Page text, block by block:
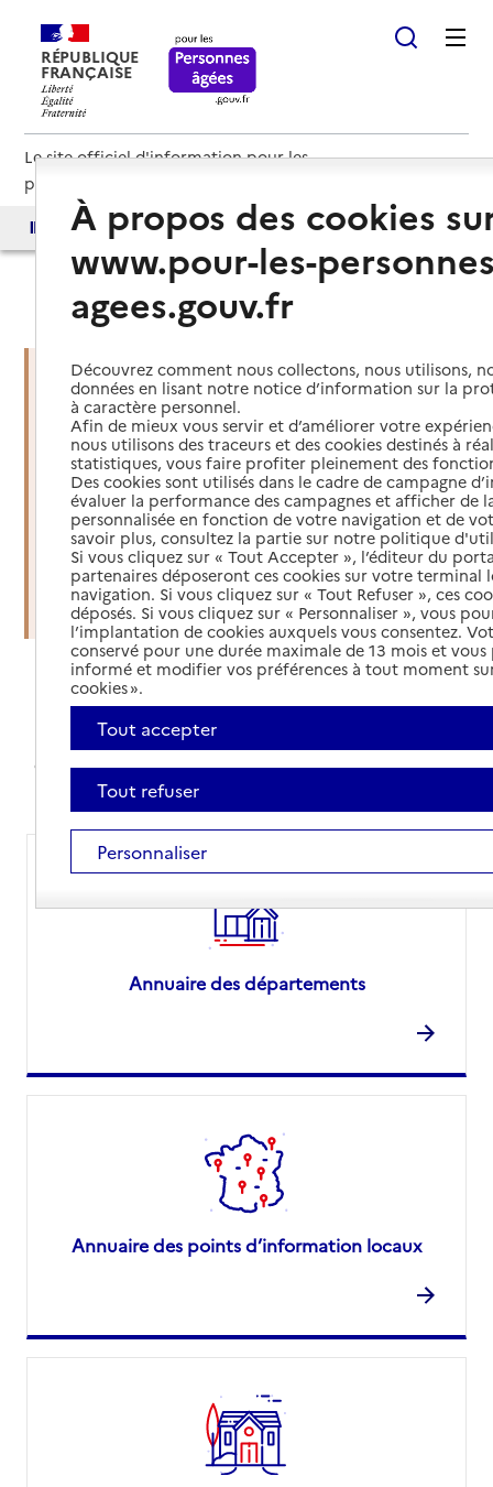
RÉPUBLIQUE
FRANÇAISE
Le site officiel d'information pour les
personnes âgées et les aidants
Accès aux annuaires Accès par besoin
Vous êtes dans une situation
d’urgence ?
Mettre en place des services d'aide et de
soins à domicile
Organiser une sortie d'hospitalisation
Trouver un établissement d'accueil
Annuaires et comparateur de prix
Avec nos annuaires, simplifiez vos recherches,
comparez les prix des EHPAD ou orientez-vous sur le
site de votre département pour vos démarches
Annuaire des départements
Annuaire des points d’information locaux
À propos des cookies
www.pour-les-
agees.gouv.fr
Découvrez comment nous collectons, nous utilisons,
données en lisant notre notice d’information sur la
à caractère personnel.
Afin de mieux vous servir et d’améliorer votre
nous utilisons des traceurs et des cookies destinés à
statistiques, vous faire profiter pleinement des
Des cookies sont utilisés dans le cadre de campagne
évaluer la performance des campagnes et afficher de
personnalisée en fonction de votre navigation et de
savoir plus, consultez la partie sur notre politique
Si vous cliquez sur « Tout Accepter », l’éditeur du
partenaires déposeront ces cookies sur votre terminal
navigation. Si vous cliquez sur « Tout Refuser », ces
déposés. Si vous cliquez sur « Personnaliser », vous
l’implantation de cookies auxquels vous consentez.
conservé pour une durée maximale de 13 mois et
informé et modifier vos préférences à tout moment
cookies ».
Tout accepter
Tout refuser
Personnaliser